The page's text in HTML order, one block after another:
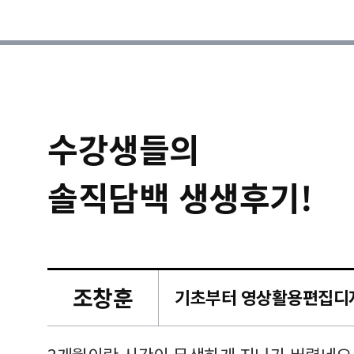
수강생들의
솔직담백 생생후기!
조창훈